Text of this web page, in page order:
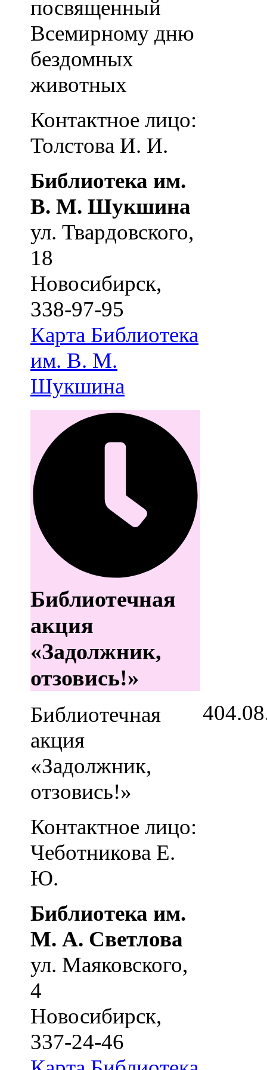
посвященный
Всемирному дню
бездомных
животных
Контактное лицо:
Толстова И. И.
Библиотека им.
В. М. Шукшина
ул. Твардовского,
18
Новосибирск,
338-97-95
Карта Библиотека
им. В. М.
Шукшина
Библиотечная
акция
«Задолжник,
отзовись!»
Библиотечная
акция
«Задолжник,
отзовись!»
Контактное лицо:
Чеботникова Е.
Ю.
Библиотека им.
М. А. Светлова
ул. Маяковского,
4
Новосибирск,
337-24-46
4